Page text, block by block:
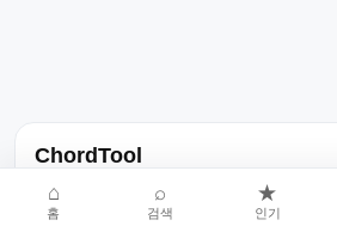
ChordTool
노래 가사, 곡 정보, 코드, 악보를 한곳에서
서비스입니다.
⌂
홈
⌕
검색
★
인기